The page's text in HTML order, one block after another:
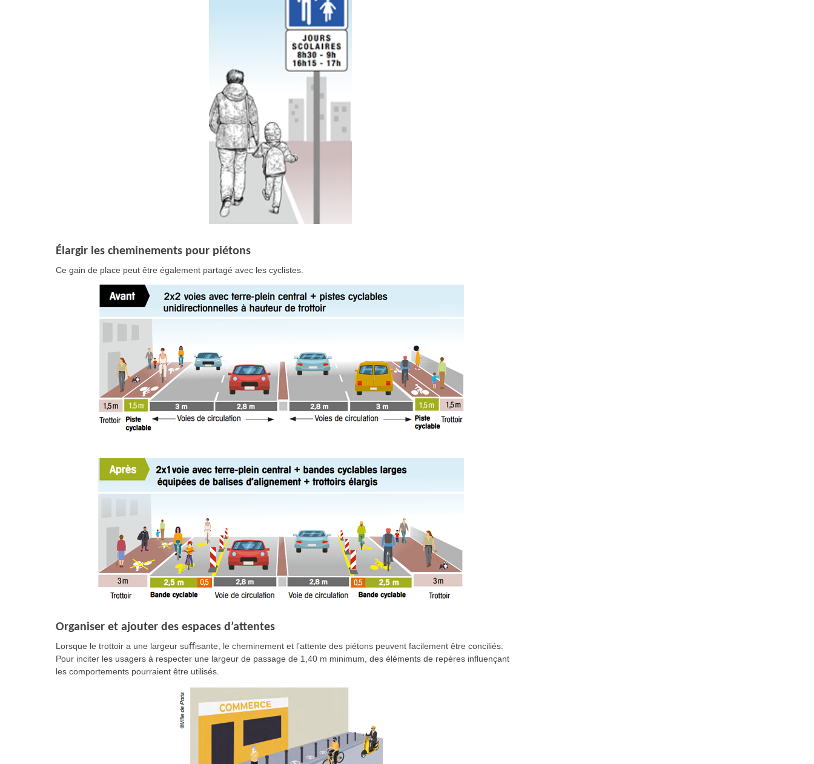
Élargir les cheminements pour piétons
Ce gain de place peut être également partagé avec les cyclistes.
Organiser et ajouter des espaces d’attentes
Lorsque le trottoir a une largeur suﬀisante, le cheminement et l’attente des piétons peuvent facilement être conciliés.
Pour inciter les usagers à respecter une largeur de passage de 1,40 m minimum, des éléments de repères inﬂuençant
les comportements pourraient être utilisés.